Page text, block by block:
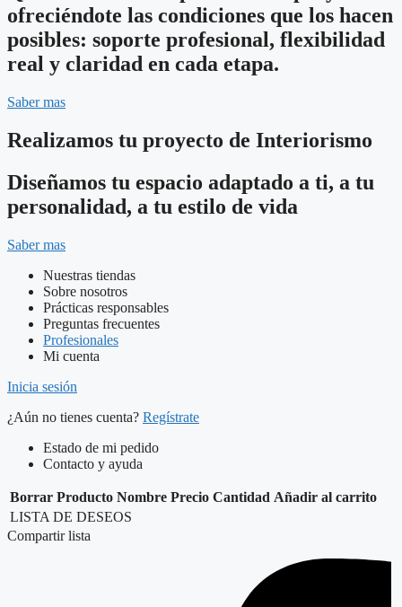
ofreciéndote las condiciones que los hacen
posibles: soporte profesional, flexibilidad
real y claridad en cada etapa.
Saber mas
Realizamos tu proyecto de Interiorismo
Diseñamos tu espacio adaptado a ti, a tu
personalidad, a tu estilo de vida
Saber mas
Nuestras tiendas
Sobre nosotros
Prácticas responsables
Preguntas frecuentes
Profesionales
Mi cuenta
Inicia sesión
¿Aún no tienes cuenta? Regístrate
Estado de mi pedido
Contacto y ayuda
Borrar Producto Nombre Precio Cantidad Añadir al carrito
LISTA DE DESEOS
Compartir lista